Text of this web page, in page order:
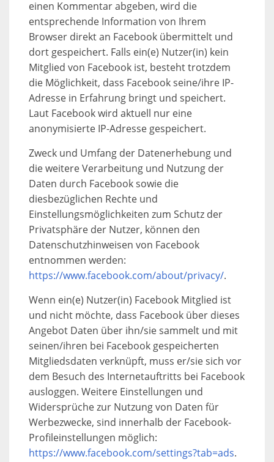
einen Kommentar abgeben, wird die
entsprechende Information von Ihrem
Browser direkt an Facebook übermittelt und
dort gespeichert. Falls ein(e) Nutzer(in) kein
Mitglied von Facebook ist, besteht trotzdem
die Möglichkeit, dass Facebook seine/ihre IP-
Adresse in Erfahrung bringt und speichert.
Laut Facebook wird aktuell nur eine
anonymisierte IP-Adresse gespeichert.
Zweck und Umfang der Datenerhebung und
die weitere Verarbeitung und Nutzung der
Daten durch Facebook sowie die
diesbezüglichen Rechte und
Einstellungsmöglichkeiten zum Schutz der
Privatsphäre der Nutzer, können den
Datenschutzhinweisen von Facebook
entnommen werden:
https://www.facebook.com/about/privacy/.
Wenn ein(e) Nutzer(in) Facebook Mitglied ist
und nicht möchte, dass Facebook über dieses
Angebot Daten über ihn/sie sammelt und mit
seinen/ihren bei Facebook gespeicherten
Mitgliedsdaten verknüpft, muss er/sie sich vor
dem Besuch des Internetauftritts bei Facebook
ausloggen. Weitere Einstellungen und
Widersprüche zur Nutzung von Daten für
Werbezwecke, sind innerhalb der Facebook-
Profileinstellungen möglich:
https://www.facebook.com/settings?tab=ads.